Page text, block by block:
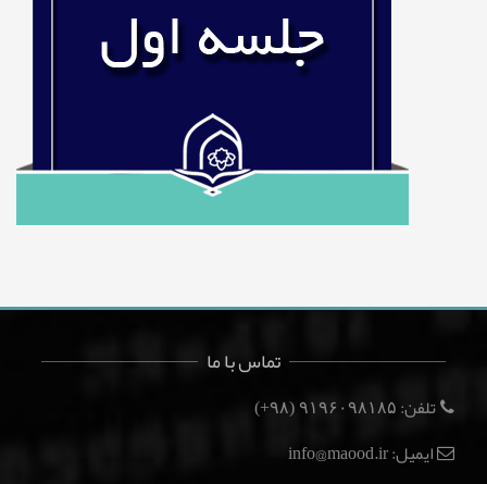
تماس با ما
تلفن: ۹۱۹۶۰۹۸۱۸۵ (۹۸+)
ایمیل: info@maood.ir